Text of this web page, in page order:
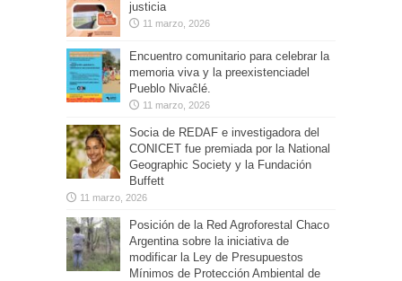
justicia
11 marzo, 2026
Encuentro comunitario para celebrar la
memoria viva y la preexistenciadel
Pueblo Nivaĉlé.
11 marzo, 2026
Socia de REDAF e investigadora del
CONICET fue premiada por la National
Geographic Society y la Fundación
Buffett
11 marzo, 2026
Posición de la Red Agroforestal Chaco
Argentina sobre la iniciativa de
modificar la Ley de Presupuestos
Mínimos de Protección Ambiental de